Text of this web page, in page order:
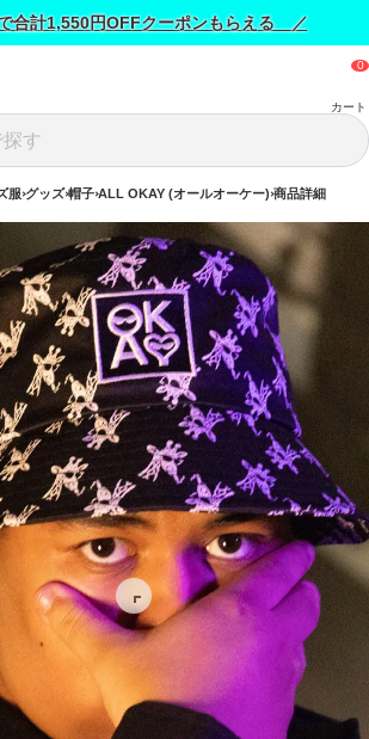
合計1,550円OFFクーポンもらえる ／
カート
服 グッズ 帽子 ALL OKAY (オールオーケー) 商品詳細